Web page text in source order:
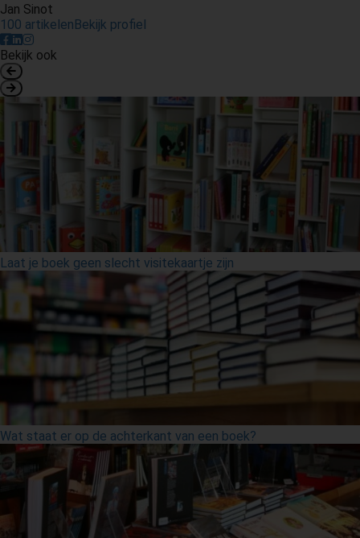
Jan Sinot
100 artikelenBekijk profiel
Bekijk ook
Laat je boek geen slecht visitekaartje zijn
Wat staat er op de achterkant van een boek?